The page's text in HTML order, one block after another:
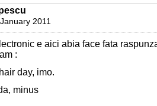
2011
e aici abia face fata
:
day, imo.
minus